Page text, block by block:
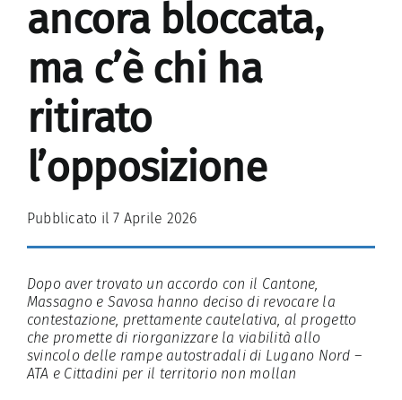
ancora bloccata,
ma c’è chi ha
ritirato
l’opposizione
Pubblicato il 7 Aprile 2026
Dopo aver trovato un accordo con il Cantone,
Massagno e Savosa hanno deciso di revocare la
contestazione, prettamente cautelativa, al progetto
che promette di riorganizzare la viabilità allo
svincolo delle rampe autostradali di Lugano Nord –
ATA e Cittadini per il territorio non mollan